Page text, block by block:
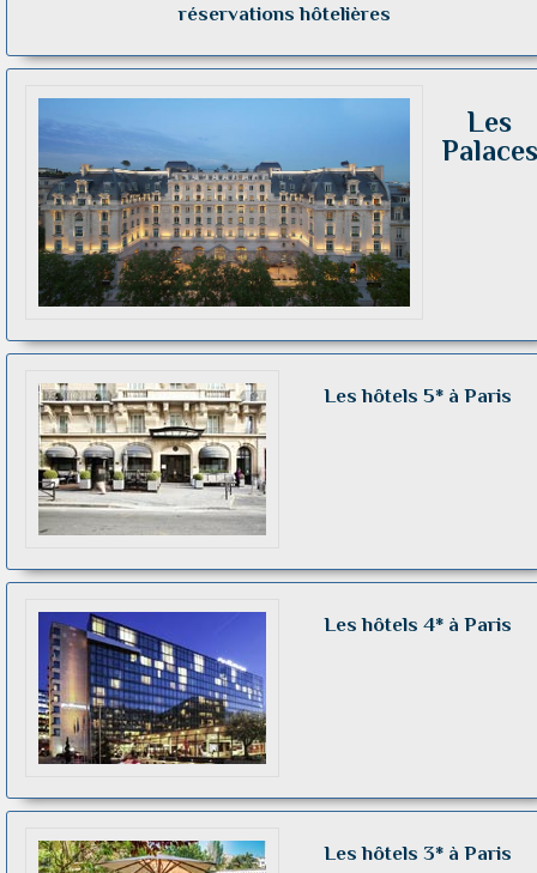
réservations hôtelières
Les
Palaces
Les hôtels 5* à Paris
Les hôtels 4* à Paris
Les hôtels 3* à Paris